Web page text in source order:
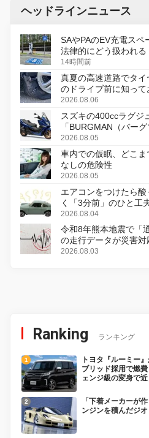
ヘッドラインニュース
SAやPAのEV充電スペ
法律的にどう扱われる
14時間前
真夏の高速道路でタ
のドライブ前に知っ
2026.08.06
スズキの400ccラグジ
「BURGMAN（バー
変更し、8月18日に発売
2026.08.05
車内での仮眠、どこ
なしの危険性
2026.08.05
エアコンをつけたら
く「3分前」のひと工
2026.08.04
令和8年熊本地震で「
の走行データが災害対
2026.08.03
Ranking ランキング
トヨタ『ルーミー
ブリッド採用で燃
ェンジ級の変身で
「下着メーカーが
ンジンを積んだジ